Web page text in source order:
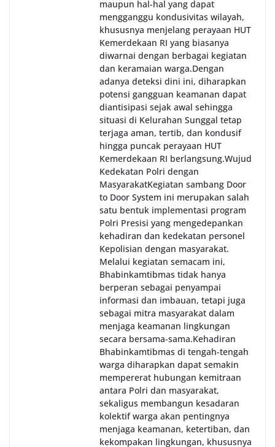
maupun hal-hal yang dapat
mengganggu kondusivitas wilayah,
khususnya menjelang perayaan HUT
Kemerdekaan RI yang biasanya
diwarnai dengan berbagai kegiatan
dan keramaian warga.‎‎Dengan
adanya deteksi dini ini, diharapkan
potensi gangguan keamanan dapat
diantisipasi sejak awal sehingga
situasi di Kelurahan Sunggal tetap
terjaga aman, tertib, dan kondusif
hingga puncak perayaan HUT
Kemerdekaan RI berlangsung.‎‎Wujud
Kedekatan Polri dengan
Masyarakat‎Kegiatan sambang Door
to Door System ini merupakan salah
satu bentuk implementasi program
Polri Presisi yang mengedepankan
kehadiran dan kedekatan personel
Kepolisian dengan masyarakat.
Melalui kegiatan semacam ini,
Bhabinkamtibmas tidak hanya
berperan sebagai penyampai
informasi dan imbauan, tetapi juga
sebagai mitra masyarakat dalam
menjaga keamanan lingkungan
secara bersama-sama.‎‎Kehadiran
Bhabinkamtibmas di tengah-tengah
warga diharapkan dapat semakin
mempererat hubungan kemitraan
antara Polri dan masyarakat,
sekaligus membangun kesadaran
kolektif warga akan pentingnya
menjaga keamanan, ketertiban, dan
kekompakan lingkungan, khususnya